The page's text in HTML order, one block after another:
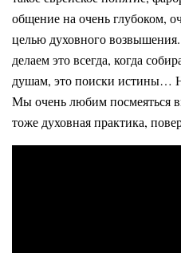
общение на очень глубоком,
целью духовного
делаем это всегда, когда
душам, это поиски истины…
Мы очень любим посмеяться
тоже духовная практика,